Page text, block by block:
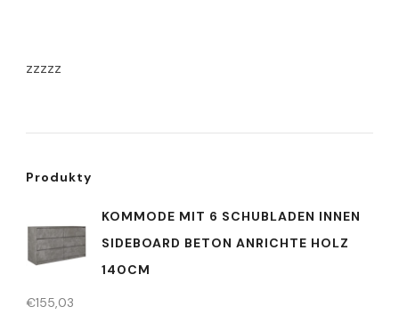
zzzzz
Produkty
KOMMODE MIT 6 SCHUBLADEN INNEN
SIDEBOARD BETON ANRICHTE HOLZ
140CM
€155,03